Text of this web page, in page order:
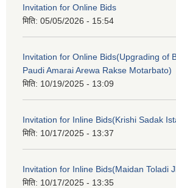
Invitation for Online Bids
मिति: 05/05/2026 - 15:54
Invitation for Online Bids(Upgrading of
Paudi Amarai Arewa Rakse Motarbato)
मिति: 10/19/2025 - 13:09
Invitation for Inline Bids(Krishi Sadak
मिति: 10/17/2025 - 13:37
Invitation for Inline Bids(Maidan Toladi
मिति: 10/17/2025 - 13:35